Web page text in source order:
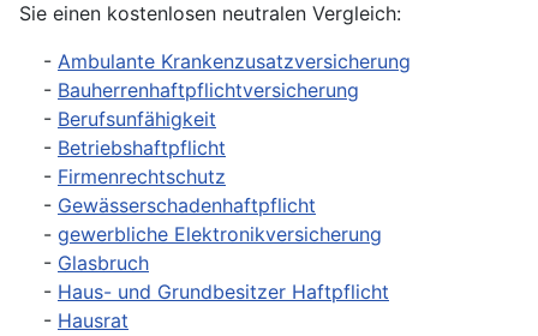
Sie einen kostenlosen neutralen Vergleich:
- Ambulante Krankenzusatzversicherung
- Bauherrenhaftpflichtversicherung
- Berufsunfähigkeit
- Betriebshaftpflicht
- Firmenrechtschutz
- Gewässerschadenhaftpflicht
- gewerbliche Elektronikversicherung
- Glasbruch
- Haus- und Grundbesitzer Haftpflicht
- Hausrat